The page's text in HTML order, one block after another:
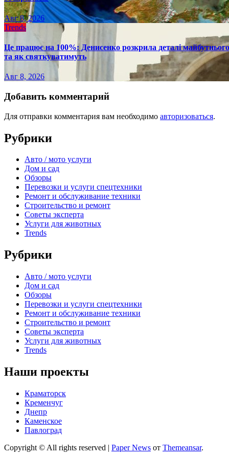
Авг 8, 2026
Trends
Це працює на 100%: Денисенко розкрила деталі майбутнього
та як святкуватимуть
Авг 8, 2026
Добавить комментарий
Для отправки комментария вам необходимо авторизоваться.
Рубрики
Авто / мото услуги
Дом и сад
Обзоры
Перевозки и услуги спецтехники
Ремонт и обслуживание техники
Строительство и ремонт
Советы эксперта
Услуги для животных
Trends
Рубрики
Авто / мото услуги
Дом и сад
Обзоры
Перевозки и услуги спецтехники
Ремонт и обслуживание техники
Строительство и ремонт
Советы эксперта
Услуги для животных
Trends
Наши проекты
Краматорск
Кременчуг
Днепр
Каменское
Павлоград
Copyright © All rights reserved | Paper News от Themeansar.